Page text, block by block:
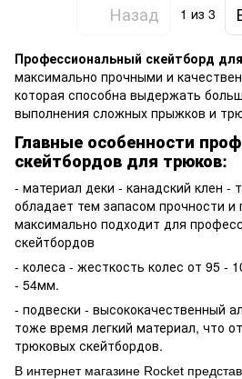
Назад 1 из 3
Профессиональный скейтборд
максимально прочными и
которая способна выдержать
выполнения сложных прыжков и
Главные особенности
скейтбордов для трюков:
- материал деки - канадский клен -
обладает тем запасом прочности и
максимально подходит для
скейтбордов
- колеса - жесткость колес от 95 -
- 54мм.
- подвески - высококачественный
тоже время легкий материал, что
трюковых скейтбордов.
В интернет магазине Rocket